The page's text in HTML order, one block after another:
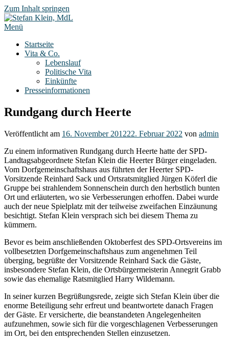
Zum Inhalt springen
Menü
Startseite
Vita & Co.
Lebenslauf
Politische Vita
Einkünfte
Presseinformationen
Rundgang durch Heerte
Veröffentlicht am 16. November 201222. Februar 2022 von admin
Zu einem informativen Rundgang durch Heerte hatte der SPD-
Landtagsabgeordnete Stefan Klein die Heerter Bürger eingeladen.
Vom Dorfgemeinschaftshaus aus führten der Heerter SPD-
Vorsitzende Reinhard Sack und Ortsratsmitglied Jürgen Köferl die
Gruppe bei strahlendem Sonnenschein durch den herbstlich bunten
Ort und erläuterten, wo sie Verbesserungen erhoffen. Dabei wurde
auch der neue Spielplatz mit der teilweise zweifachen Einzäunung
besichtigt. Stefan Klein versprach sich bei diesem Thema zu
kümmern.
Bevor es beim anschließenden Oktoberfest des SPD-Ortsvereins im
vollbesetzten Dorfgemeinschaftshaus zum angenehmen Teil
überging, begrüßte der Vorsitzende Reinhard Sack die Gäste,
insbesondere Stefan Klein, die Ortsbürgermeisterin Annegrit Grabb
sowie das ehemalige Ratsmitglied Harry Wildemann.
In seiner kurzen Begrüßungsrede, zeigte sich Stefan Klein über die
enorme Beteiligung sehr erfreut und beantwortete danach Fragen
der Gäste. Er versicherte, die beanstandeten Angelegenheiten
aufzunehmen, sowie sich für die vorgeschlagenen Verbesserungen
im Ort, bei den entsprechenden Stellen einzusetzen.